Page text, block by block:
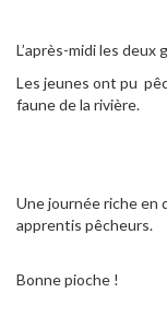
L’après-midi les
Les jeunes ont pu
faune de la rivière.
Une journée riche en
apprentis pêcheurs.
Bonne pioche !